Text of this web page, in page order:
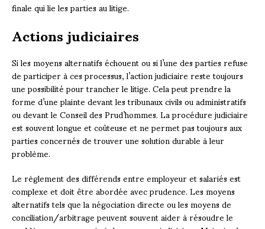
finale qui lie les parties au litige.
Actions judiciaires
Si les moyens alternatifs échouent ou si l’une des parties refuse
de participer à ces processus, l’action judiciaire reste toujours
une possibilité pour trancher le litige. Cela peut prendre la
forme d’une plainte devant les tribunaux civils ou administratifs
ou devant le Conseil des Prud’hommes. La procédure judiciaire
est souvent longue et coûteuse et ne permet pas toujours aux
parties concernés de trouver une solution durable à leur
problème.
Le règlement des différends entre employeur et salariés est
complexe et doit être abordée avec prudence. Les moyens
alternatifs tels que la négociation directe ou les moyens de
conciliation/arbitrage peuvent souvent aider à résoudre le